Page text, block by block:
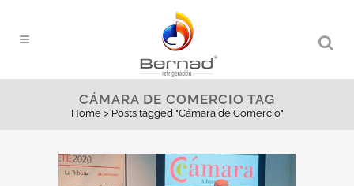
CÁMARA DE COMERCIO TAG
Home> Posts tagged "Cámara de Comercio"